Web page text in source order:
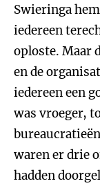
Swieringa
iedereen
oploste. Maar
en de
iedereen een
was vroeger,
waren er drie
hadden